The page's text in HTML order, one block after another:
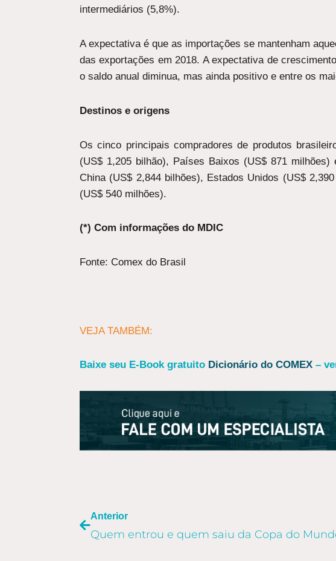
intermediários (5,8%).
A expectativa é que as importações se mantenham
das exportações em 2018. A expectativa de
o saldo anual diminua, mas ainda positivo e entre os
Destinos e origens
Os cinco principais compradores de produtos
(US$ 1,205 bilhão), Países Baixos (US$ 871
China (US$ 2,844 bilhões), Estados Unidos (US$
(US$ 540 milhões).
(*) Com informações do MDIC
Fonte: Comex do Brasil
VEJA TAMBÉM:
Baixe seu E-Book gratuito Dicionário do COMEX –
Anterior
Quem entrou e quem saiu da Copa do